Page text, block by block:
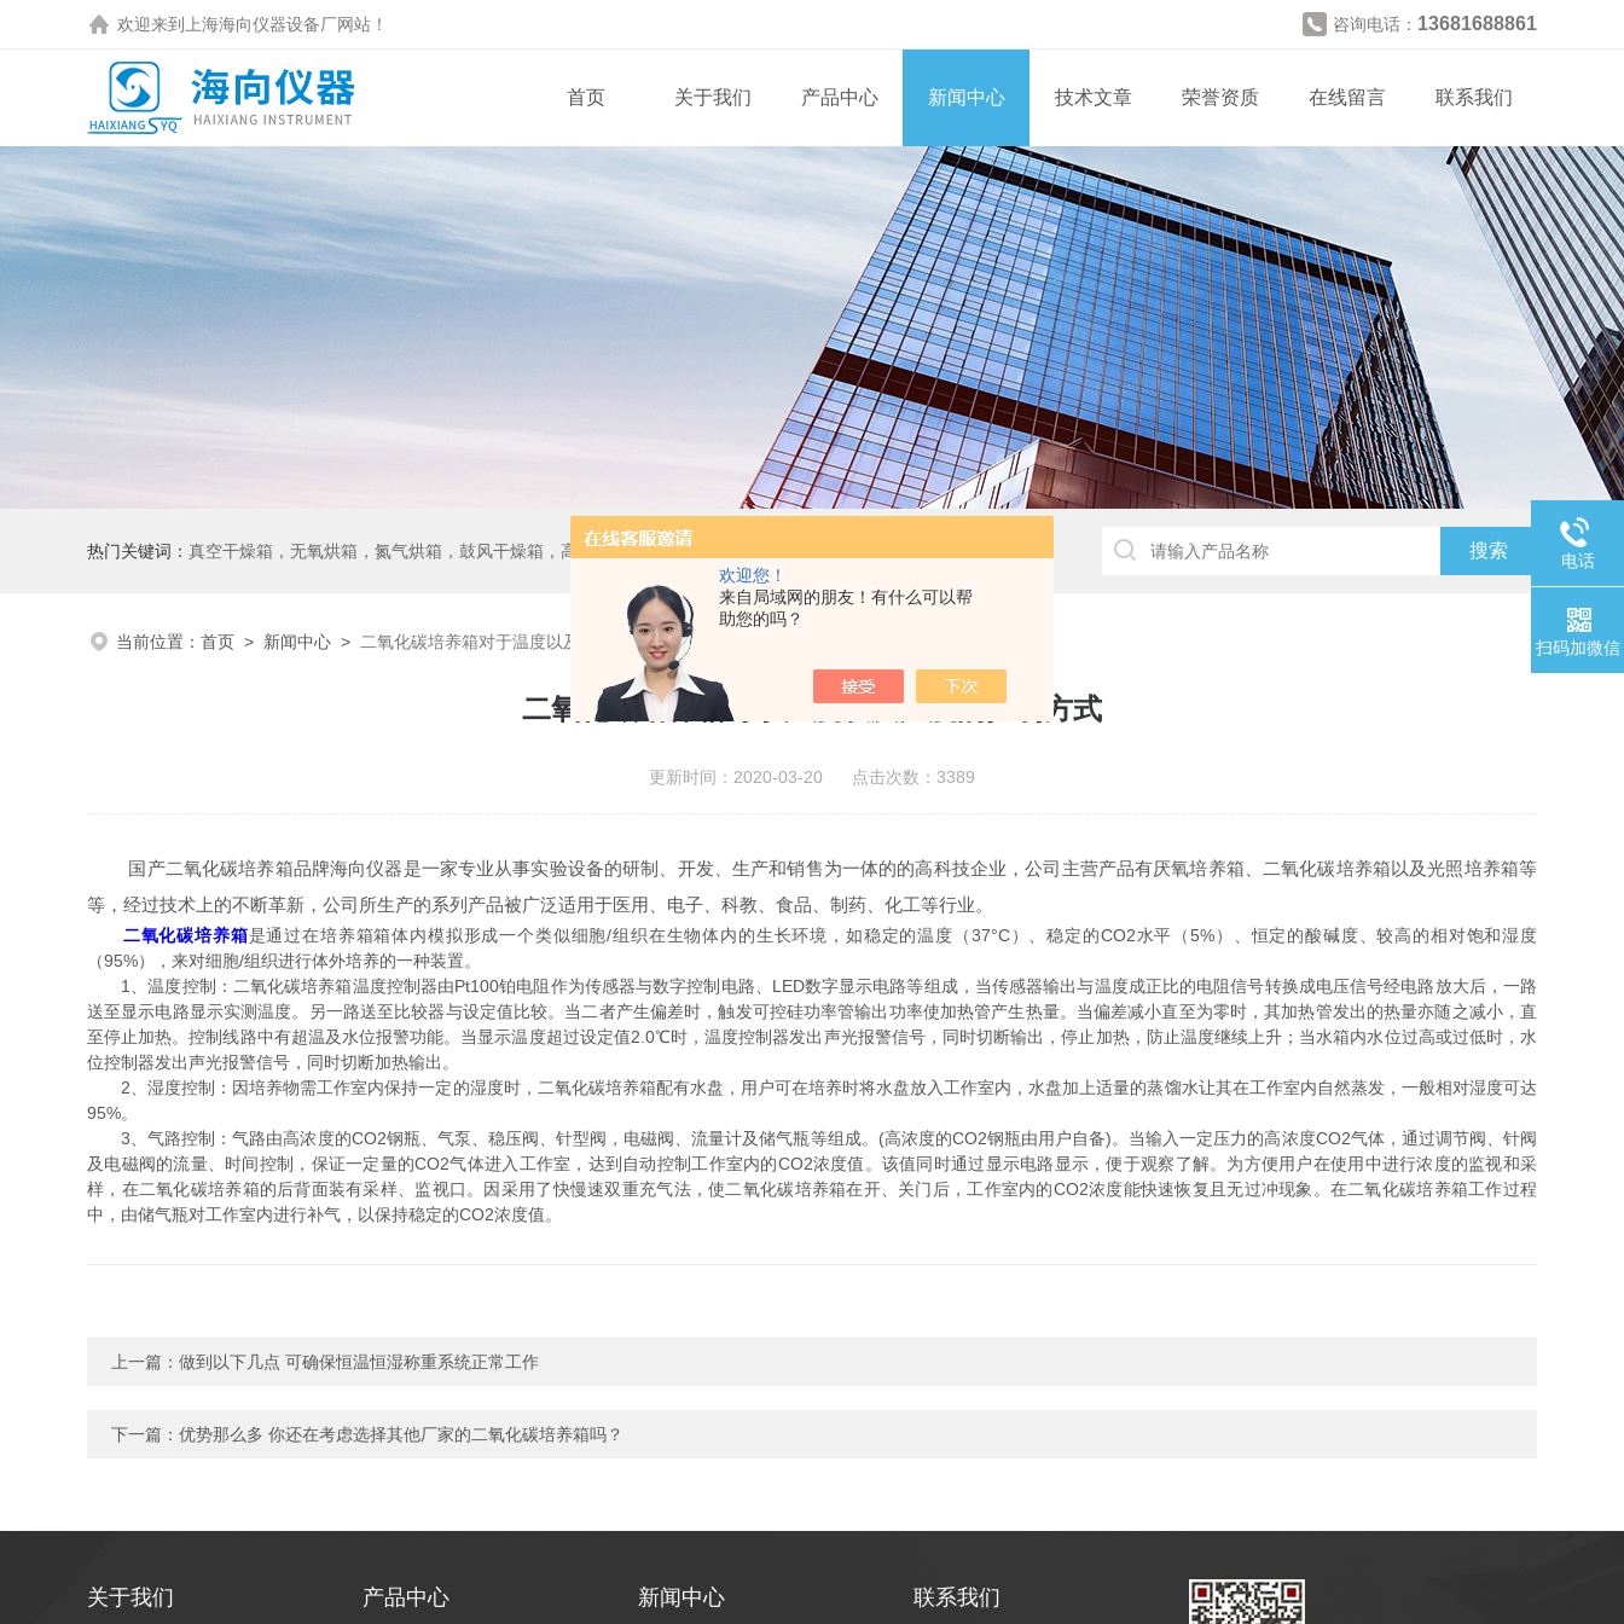
欢迎您！
来自局域网的朋友！有什么可以帮
助您的吗？
欢迎来到 上海海向仪器设备厂网站！ 咨询电话： 13681688861
首页 关于我们 产品中心 新闻中心 技术文章 荣誉资质 在线留言 联系我们
热门关键词： 真空干燥箱，无氧烘箱，氮气烘箱，鼓风干燥箱，高温烘箱，二氧化碳培养箱、生化培养箱、三气培养箱、恒温恒湿箱、高低温试验箱
当前位置： 首页 > 新闻中心 > 二氧化碳培养箱对于温度以及湿度的控制方式
二氧化碳培养箱对于温度以及湿度的控制方式
更新时间：2020-03-20 点击次数：3389
国产二氧化碳培养箱品牌海向仪器是一家专业从事实验设备的研制、开发、生产和销售为一体的的高科技企业，公司主营产品有厌氧培养箱、二氧化碳培养箱以及光照培养箱等
等，经过技术上的不断革新，公司所生产的系列产品被广泛适用于医用、电子、科教、食品、制药、化工等行业。
二氧化碳培养箱是通过在培养箱箱体内模拟形成一个类似细胞/组织在生物体内的生长环境，如稳定的温度（37°C）、稳定的CO2水平（5%）、恒定的酸碱度、较高的相对饱和湿度
（95%），来对细胞/组织进行体外培养的一种装置。
1、温度控制：二氧化碳培养箱温度控制器由Pt100铂电阻作为传感器与数字控制电路、LED数字显示电路等组成，当传感器输出与温度成正比的电阻信号转换成电压信号经电路放大后，一路
送至显示电路显示实测温度。另一路送至比较器与设定值比较。当二者产生偏差时，触发可控硅功率管输出功率使加热管产生热量。当偏差减小直至为零时，其加热管发出的热量亦随之减小，直
至停止加热。控制线路中有超温及水位报警功能。当显示温度超过设定值2.0℃时，温度控制器发出声光报警信号，同时切断输出，停止加热，防止温度继续上升；当水箱内水位过高或过低时，水
位控制器发出声光报警信号，同时切断加热输出。
2、湿度控制：因培养物需工作室内保持一定的湿度时，二氧化碳培养箱配有水盘，用户可在培养时将水盘放入工作室内，水盘加上适量的蒸馏水让其在工作室内自然蒸发，一般相对湿度可达
95%。
3、气路控制：气路由高浓度的CO2钢瓶、气泵、稳压阀、针型阀，电磁阀、流量计及储气瓶等组成。(高浓度的CO2钢瓶由用户自备)。当输入一定压力的高浓度CO2气体，通过调节阀、针阀
及电磁阀的流量、时间控制，保证一定量的CO2气体进入工作室，达到自动控制工作室内的CO2浓度值。该值同时通过显示电路显示，便于观察了解。为方便用户在使用中进行浓度的监视和采
样，在二氧化碳培养箱的后背面装有采样、监视口。因采用了快慢速双重充气法，使二氧化碳培养箱在开、关门后，工作室内的CO2浓度能快速恢复且无过冲现象。在二氧化碳培养箱工作过程
中，由储气瓶对工作室内进行补气，以保持稳定的CO2浓度值。
上一篇： 做到以下几点 可确保恒温恒湿称重系统正常工作
下一篇： 优势那么多 你还在考虑选择其他厂家的二氧化碳培养箱吗？
关于我们 产品中心 新闻中心 联系我们
电话
扫码加微信